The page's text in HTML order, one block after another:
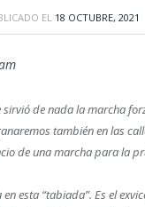
EL 18 OCTUBRE, 2021
sirvió de nada la marcha
también en las
de una marcha para la
esta “tabiada”. Es el